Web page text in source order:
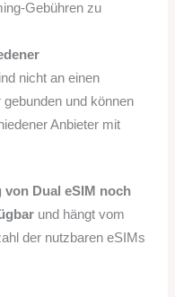
Gebühren zu
nicht an einen
und können
Anbieter mit
Dual eSIM noch
und hängt vom
der nutzbaren eSIMs